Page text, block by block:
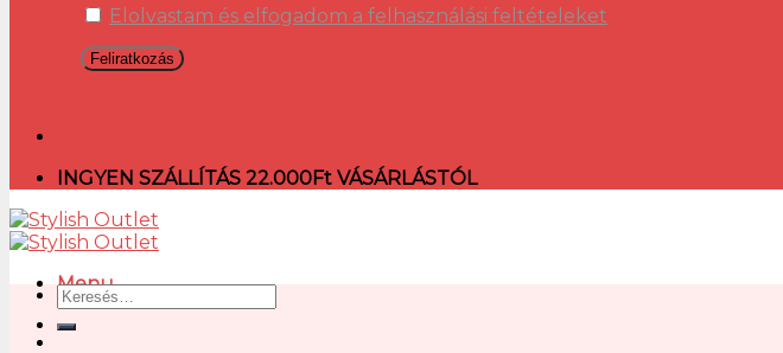
Elolvastam és elfogadom a felhasználási feltételeket
INGYEN SZÁLLÍTÁS 22.000Ft VÁSÁRLÁSTÓL
Menu